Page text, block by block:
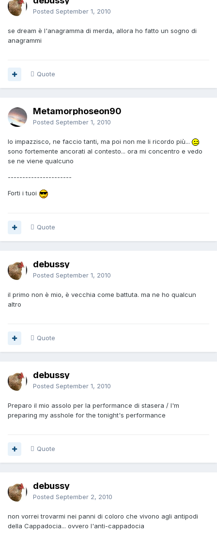
Posted September 1, 2010
se dream è l'anagramma di merda, allora ho fatto un sogno di
anagrammi
Quote
Metamorphoseon90
Posted September 1, 2010
Io impazzisco, ne faccio tanti, ma poi non me li ricordo più...
sono fortemente ancorati al contesto... ora mi concentro e vedo
se ne viene qualcuno
----------------------
Forti i tuoi
Quote
debussy
Posted September 1, 2010
il primo non è mio, è vecchia come battuta. ma ne ho qualcun
altro
Quote
debussy
Posted September 1, 2010
Preparo il mio assolo per la performance di stasera / I'm
preparing my asshole for the tonight's performance
Quote
debussy
Posted September 2, 2010
non vorrei trovarmi nei panni di coloro che vivono agli antipodi
della Cappadocia... ovvero l'anti-cappadocia